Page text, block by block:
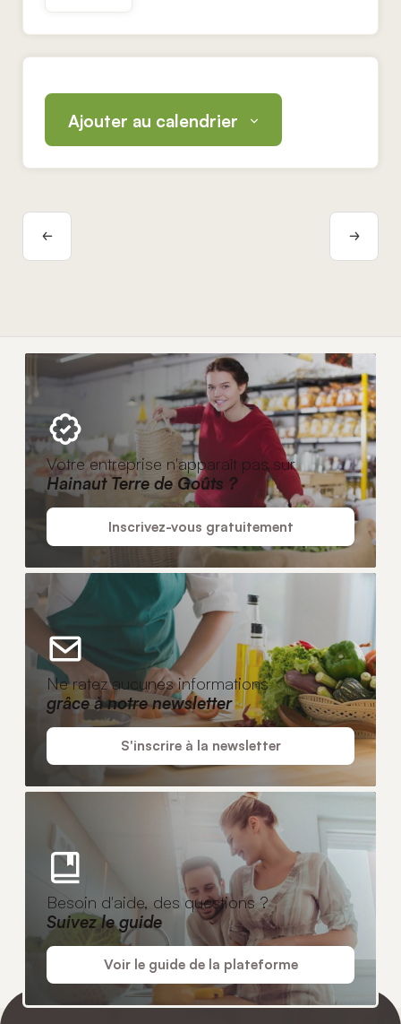
Ajouter au calendrier
Évènement
Votre entreprise n'apparaît pas sur
Hainaut Terre de Goûts ?
Inscrivez-vous gratuitement
Ne ratez aucunes informations
grâce à notre newsletter
S'inscrire à la newsletter
Besoin d'aide, des questions ?
Suivez le guide
Voir le guide de la plateforme